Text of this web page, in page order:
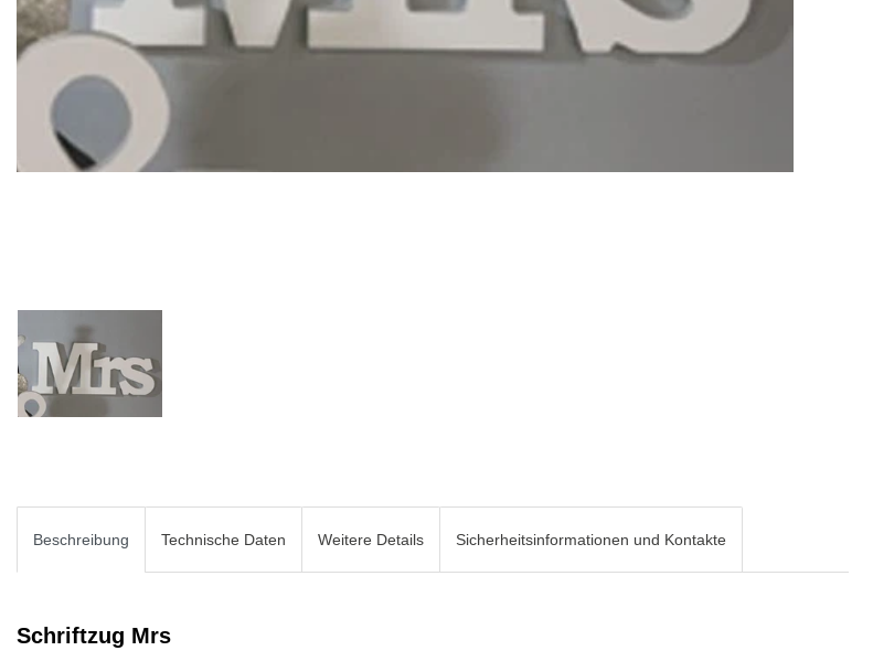
Beschreibung Technische Daten Weitere Details Sicherheitsinformationen und Kontakte
Schriftzug Mrs